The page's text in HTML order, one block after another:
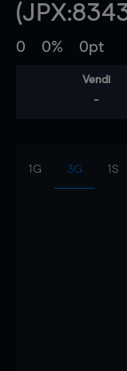
0 0% 0pt
Vendi
-
1G 3G 1S